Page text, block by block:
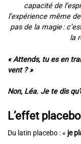
capacité de
l’expérience même
pas de la magie :
la
« Attends, tu es en
vent ? »
Non, Léa. Je te dis
L’effet
Du latin placebo : « je